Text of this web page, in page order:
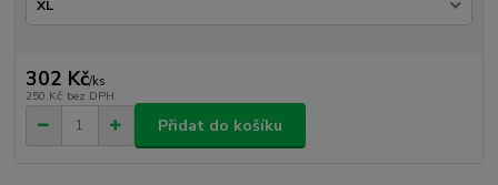
302 Kč/ks
250 Kč bez DPH
Přidat do košíku